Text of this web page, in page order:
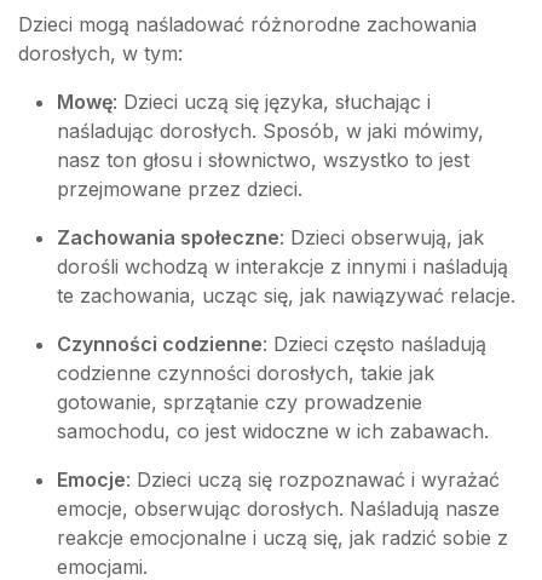
Dzieci mogą naśladować różnorodne zachowania
dorosłych, w tym:
Mowę: Dzieci uczą się języka, słuchając i
naśladując dorosłych. Sposób, w jaki mówimy,
nasz ton głosu i słownictwo, wszystko to jest
przejmowane przez dzieci.
Zachowania społeczne: Dzieci obserwują, jak
dorośli wchodzą w interakcje z innymi i naśladują
te zachowania, ucząc się, jak nawiązywać relacje.
Czynności codzienne: Dzieci często naśladują
codzienne czynności dorosłych, takie jak
gotowanie, sprzątanie czy prowadzenie
samochodu, co jest widoczne w ich zabawach.
Emocje: Dzieci uczą się rozpoznawać i wyrażać
emocje, obserwując dorosłych. Naśladują nasze
reakcje emocjonalne i uczą się, jak radzić sobie z
emocjami.